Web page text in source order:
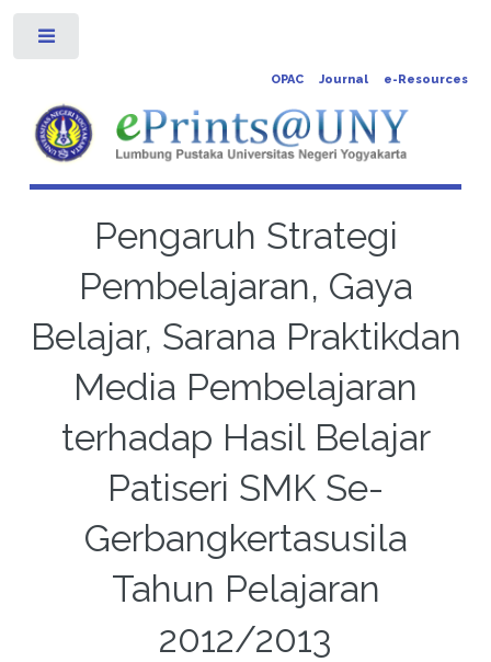
OPAC Journal e-Resources
Pengaruh Strategi
Pembelajaran, Gaya
Belajar, Sarana Praktikdan
Media Pembelajaran
terhadap Hasil Belajar
Patiseri SMK Se-
Gerbangkertasusila
Tahun Pelajaran
2012/2013